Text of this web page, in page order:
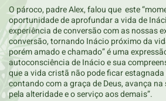
O pároco, padre Alex, falou que este
oportunidade de aprofundar a vida de
experiência de conversão com as nossas
conversão, tornando Inácio próximo da
porém amado e chamado” é uma
autoconsciência de Inácio e sua
que a vida cristã não pode ficar
contando com a graça de Deus, avança
pela alteridade e o serviço aos demais”.